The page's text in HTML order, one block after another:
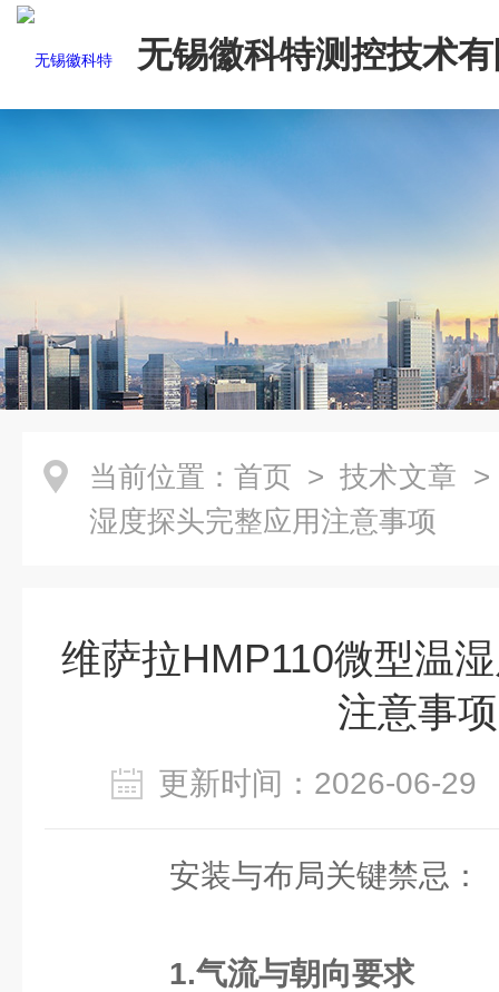
无锡徽科特测控技术
当前位置： 首页 > 技术文章 >
湿度探头完整应用注意事项
维萨拉HMP110微型温
注意事项
更新时间：2026-06-
安装与布局关键禁忌：
1.气流与朝向要求